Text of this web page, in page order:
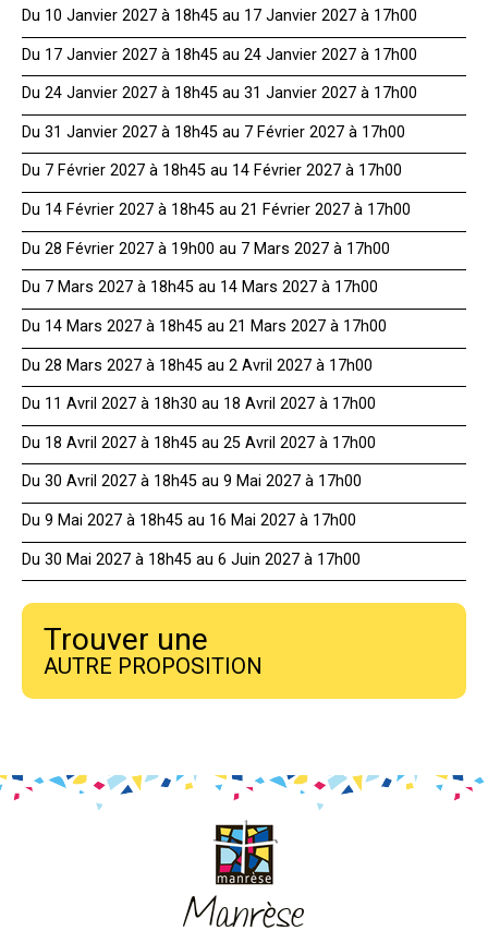
Du 10 Janvier 2027 à 18h45 au 17 Janvier 2027 à 17h00
Du 17 Janvier 2027 à 18h45 au 24 Janvier 2027 à 17h00
Du 24 Janvier 2027 à 18h45 au 31 Janvier 2027 à 17h00
Du 31 Janvier 2027 à 18h45 au 7 Février 2027 à 17h00
Du 7 Février 2027 à 18h45 au 14 Février 2027 à 17h00
Du 14 Février 2027 à 18h45 au 21 Février 2027 à 17h00
Du 28 Février 2027 à 19h00 au 7 Mars 2027 à 17h00
Du 7 Mars 2027 à 18h45 au 14 Mars 2027 à 17h00
Du 14 Mars 2027 à 18h45 au 21 Mars 2027 à 17h00
Du 28 Mars 2027 à 18h45 au 2 Avril 2027 à 17h00
Du 11 Avril 2027 à 18h30 au 18 Avril 2027 à 17h00
Du 18 Avril 2027 à 18h45 au 25 Avril 2027 à 17h00
Du 30 Avril 2027 à 18h45 au 9 Mai 2027 à 17h00
Du 9 Mai 2027 à 18h45 au 16 Mai 2027 à 17h00
Du 30 Mai 2027 à 18h45 au 6 Juin 2027 à 17h00
Trouver une
AUTRE PROPOSITION
Manrèse